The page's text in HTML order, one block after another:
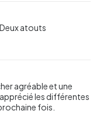
atouts
agréable et une
les différentes
fois.